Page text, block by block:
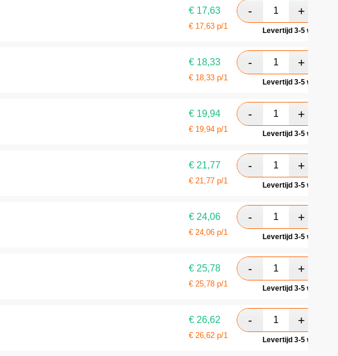
€ 17,63
€ 17,63 p/1 Levertijd 3-5
€ 18,33
€ 18,33 p/1 Levertijd 3-5
€ 19,94
€ 19,94 p/1 Levertijd 3-5
€ 21,77
€ 21,77 p/1 Levertijd 3-5
€ 24,06
€ 24,06 p/1 Levertijd 3-5
€ 25,78
€ 25,78 p/1 Levertijd 3-5
€ 26,62
€ 26,62 p/1 Levertijd 3-5